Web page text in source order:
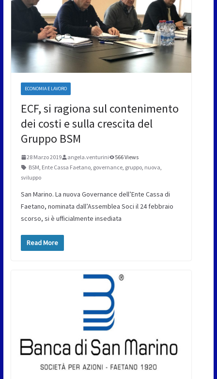
ECONOMIA E LAVORO
ECF, si ragiona sul contenimento
dei costi e sulla crescita del
Gruppo BSM
28 Marzo 2019 angela.venturini
566 Views
BSM, Ente Cassa Faetano, governance, gruppo, nuova,
sviluppo
San Marino. La nuova Governance dell’Ente Cassa di
Faetano, nominata dall’Assemblea Soci il 24 febbraio
scorso, si è ufficialmente insediata
Read More